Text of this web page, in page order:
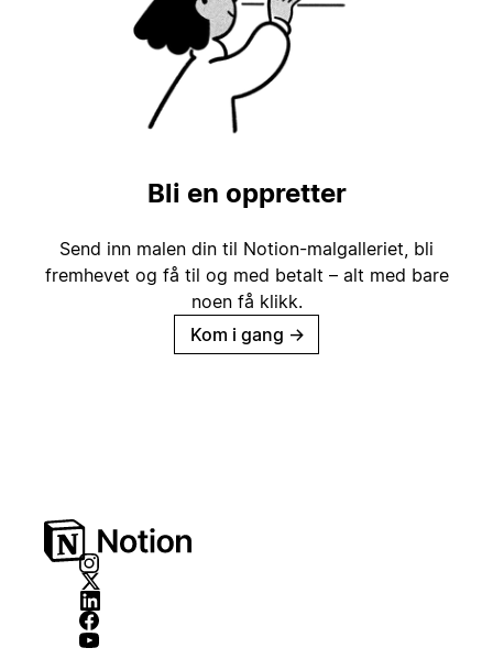
Bli en oppretter
Send inn malen din til Notion-malgalleriet, bli
fremhevet og få til og med betalt – alt med bare
noen få klikk.
Kom i gang →